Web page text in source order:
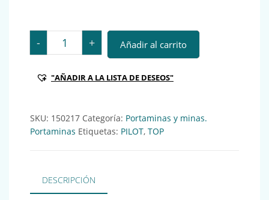
- PIL PORTAMINAS H-185 SUPERGRIP 05MM HB
+ Añadir al carrito
"AÑADIR A LA LISTA DE DESEOS"
SKU: 150217 Categoría: Portaminas y minas.
Portaminas Etiquetas: PILOT, TOP
DESCRIPCIÓN